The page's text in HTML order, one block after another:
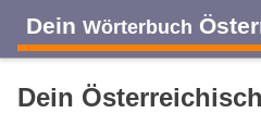
Dein Wörterbuch
Dein